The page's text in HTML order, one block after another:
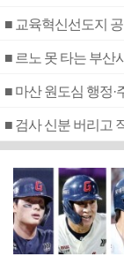
■ 교육혁신선도지
■ 르노 못 타는 부산
■ 마산 원도심 행정